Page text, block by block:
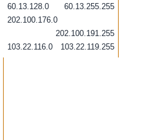
60.13.128.0
60.13.255.255
202.100.176.0
202.100.191.255
103.22.116.0
103.22.119.255